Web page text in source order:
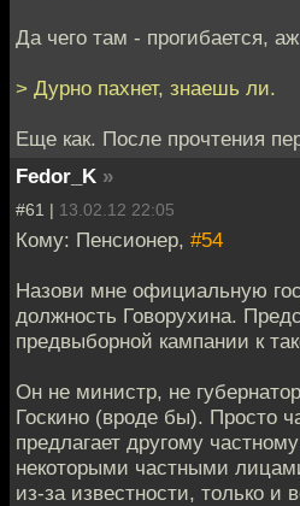
Да чего там - прогибается,
> Дурно пахнет, знаешь ли.
Еще как. После прочтения
Fedor_K »
#61 | 13.02.12 22:05
Кому: Пенсионер, #54
Назови мне официальную
должность Говорухина.
предвыборной кампании к
Он не министр, не
Госкино (вроде бы). Просто
предлагает другому
некоторыми частными
из-за известности, только и